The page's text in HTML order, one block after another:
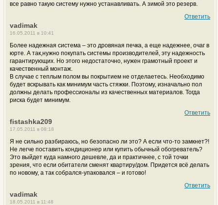
все равно такую систему нужно устанавливать. А зимой это резерв.
Ответить
vadimak
16.05.2011 в 10:41
Более надежная система – это дровяная печка, а еще надежнее, очаг в
юрте. А так,нужно покупать системы производителей, эту надежность
гарантирующих. Но этого недостаточно, нужен грамотный проект и
качественный монтаж.
В случае с теплым полом вы покрытием не отделаетесь. Необходимо
будет вскрывать как минимум часть стяжки. Поэтому, изначально пол
должны делать профессионалы из качественных материалов. Тогда
риска будет минимум.
Ответить
fistashka209
17.05.2011 в 08:18
Я не сильно разбираюсь, но безопасно ли это? А если что-то замкнет?!
Не легче поставить кондиционер или купить обычный обогреватель?
Это выйдет куда намного дешевле, да и практичнее, с той точки
зрения, что если обитатели сменят квартиру/дом. Придется всё делать
по новому, а так собрался-упаковался – и готово!
Ответить
vadimak
18.05.2011 в 11:48